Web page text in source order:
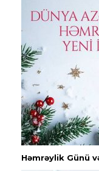
Həmrəylik Günü